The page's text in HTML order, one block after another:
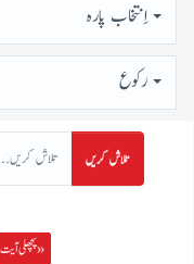
اِنتخاب پارہ
رُكوع
تلاش کریں
پچھلی آیت »